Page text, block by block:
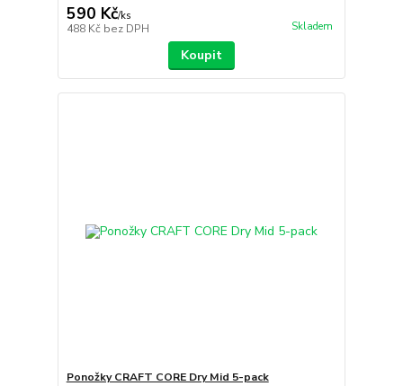
590 Kč/ks
488 Kč bez DPH Skladem
Koupit
Ponožky CRAFT CORE Dry Mid 5-pack